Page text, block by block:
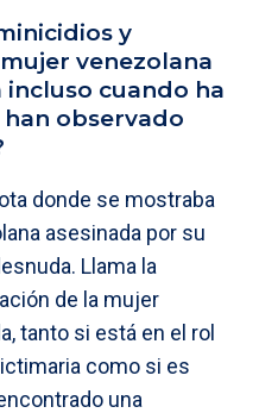
y
venezolana
incluso cuando ha
observado
donde se mostraba
asesinada por su
Llama la
de la mujer
tanto si está en el rol
como si es
una